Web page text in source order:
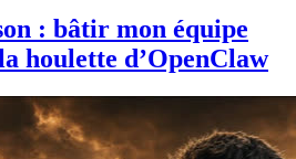
: bâtir mon équipe
houlette d’OpenClaw